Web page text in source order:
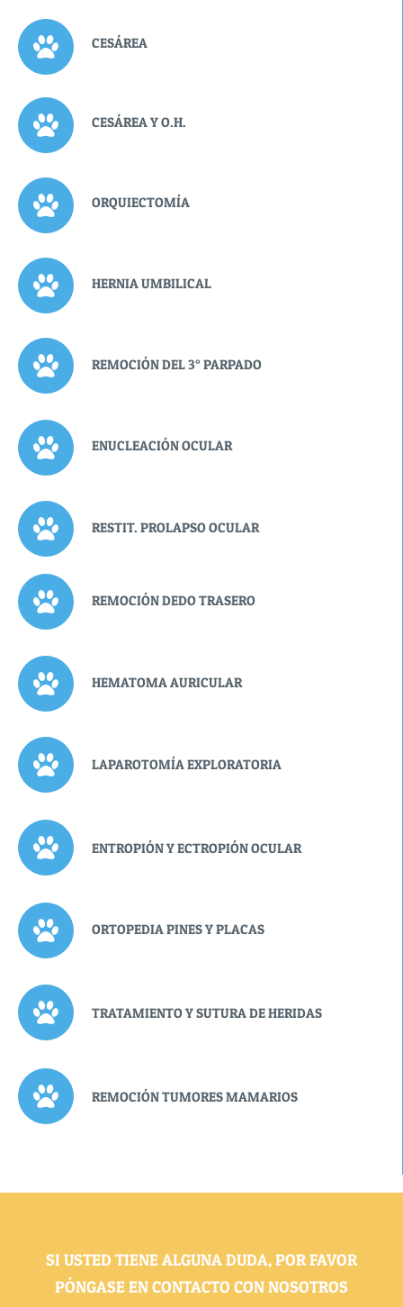
CESÁREA
CESÁREA Y O.H.
ORQUIECTOMÍA
HERNIA UMBILICAL
REMOCIÓN DEL 3° PARPADO
ENUCLEACIÓN OCULAR
RESTIT. PROLAPSO OCULAR
REMOCIÓN DEDO TRASERO
HEMATOMA AURICULAR
LAPAROTOMÍA EXPLORATORIA
ENTROPIÓN Y ECTROPIÓN OCULAR
ORTOPEDIA PINES Y PLACAS
TRATAMIENTO Y SUTURA DE HERIDAS
REMOCIÓN TUMORES MAMARIOS
SI USTED TIENE ALGUNA DUDA, POR FAVOR
PÓNGASE EN CONTACTO CON NOSOTROS